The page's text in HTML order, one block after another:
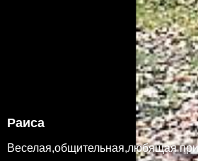
Раиса
Веселая,общительная,любящая